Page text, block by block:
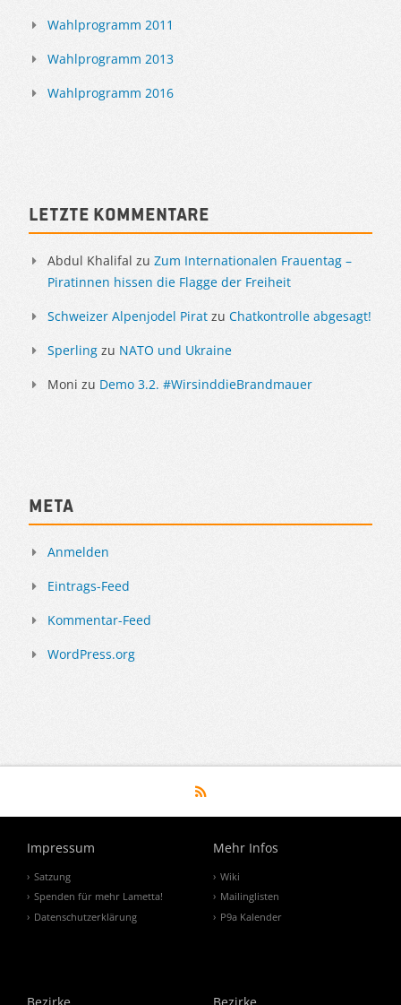
Wahlprogramm 2011
Wahlprogramm 2013
Wahlprogramm 2016
Letzte Kommentare
Abdul Khalifal zu Zum Internationalen Frauentag –
Piratinnen hissen die Flagge der Freiheit
Schweizer Alpenjodel Pirat zu Chatkontrolle abgesagt!
Sperling zu NATO und Ukraine
Moni zu Demo 3.2. #WirsinddieBrandmauer
Meta
Anmelden
Eintrags-Feed
Kommentar-Feed
WordPress.org
Impressum
Satzung
Spenden für mehr Lametta!
Datenschutzerklärung
Mehr Infos
Wiki
Mailinglisten
P9a Kalender